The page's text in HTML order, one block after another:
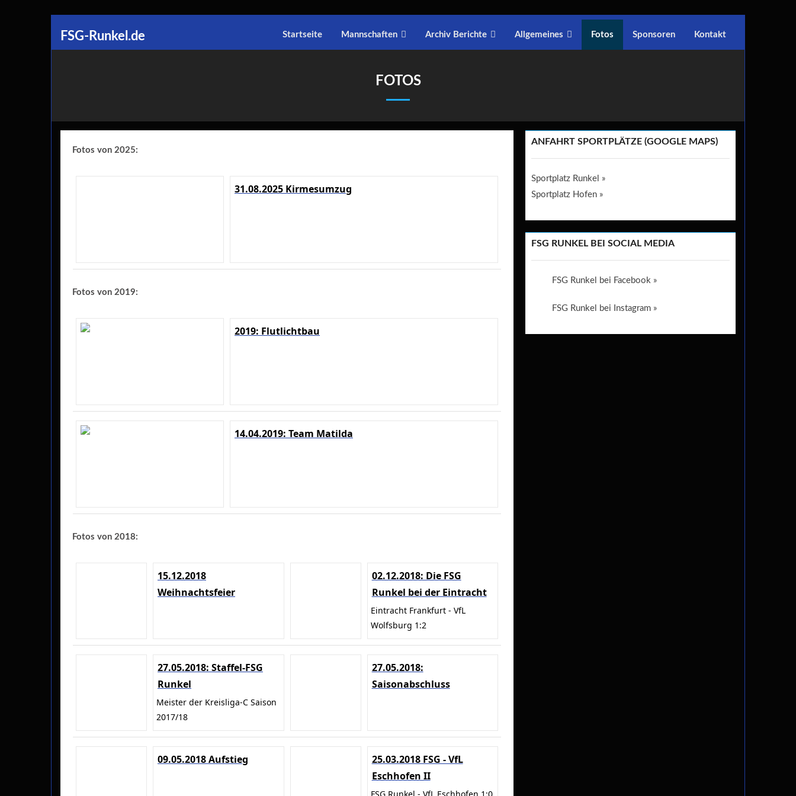
FSG-Runkel.de Startseite Mannschaften Archiv Berichte Allgemeines Fotos Sponsoren Kontakt
FOTOS
Fotos von 2025:
31.08.2025 Kirmesumzug
Fotos von 2019:
2019: Flutlichtbau
14.04.2019: Team Matilda
Fotos von 2018:
15.12.2018
Weihnachtsfeier
02.12.2018: Die FSG
Runkel bei der Eintracht
Eintracht Frankfurt - VfL
Wolfsburg 1:2
27.05.2018: Staffel-FSG
Runkel
Meister der Kreisliga-C Saison
2017/18
27.05.2018:
Saisonabschluss
09.05.2018 Aufstieg
25.03.2018 FSG - VfL
Eschhofen II
ANFAHRT SPORTPLÄTZE (GOOGLE MAPS)
Sportplatz Runkel »
Sportplatz Hofen »
FSG RUNKEL BEI SOCIAL MEDIA
FSG Runkel bei Facebook »
FSG Runkel bei Instagram »